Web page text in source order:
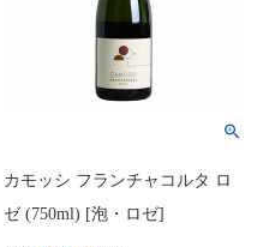
カモッシ フランチャコルタ ロ
ゼ (750ml) [泡・ロゼ]